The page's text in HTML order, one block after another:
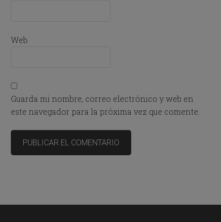
Web
Guarda mi nombre, correo electrónico y web en
este navegador para la próxima vez que comente.